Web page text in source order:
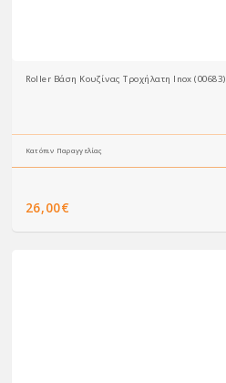
Roller Βάση Κουζίνας Τροχήλατη Inox (00683)
Κατόπιν Παραγγελίας
26,00€